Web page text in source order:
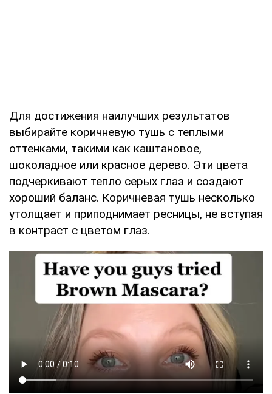
Для достижения наилучших результатов
выбирайте коричневую тушь с теплыми
оттенками, такими как каштановое,
шоколадное или красное дерево. Эти цвета
подчеркивают тепло серых глаз и создают
хороший баланс. Коричневая тушь несколько
утолщает и приподнимает ресницы, не вступая
в контраст с цветом глаз.